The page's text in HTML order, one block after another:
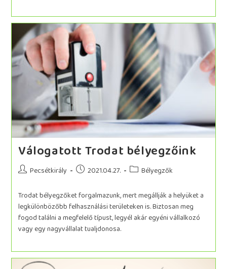
Válogatott Trodat bélyegzőink
Pecsétkirály 2021.04.27. Bélyegzők
Trodat bélyegzőket forgalmazunk, mert megállják a helyüket a
legkülönbözőbb felhasználási területeken is. Biztosan meg
fogod találni a megfelelő típust, legyél akár egyéni vállalkozó
vagy egy nagyvállalat tualjdonosa.